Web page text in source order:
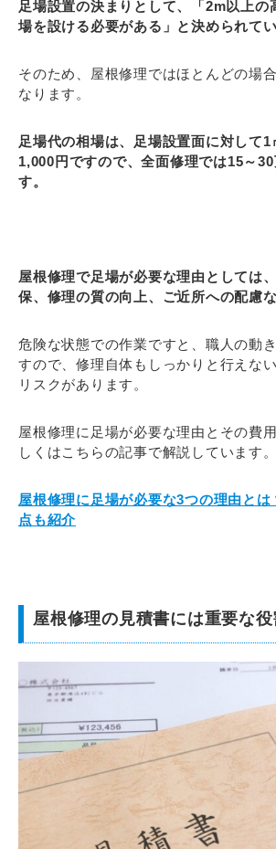
足場設置の決まりとして、「2m以上の
場を設ける必要がある」と決められてい
そのため、屋根修理ではほとんどの場
なります。
足場代の相場は、足場設置面に対して1
1,000円ですので、全面修理では15～
す。
屋根修理で足場が必要な理由としては
保、修理の質の向上、ご近所への配慮
危険な状態での作業ですと、職人の動
すので、修理自体もしっかりと行えな
リスクがあります。
屋根修理に足場が必要な理由とその費
しくはこちらの記事で解説しています。
屋根修理に足場が必要な3つの理由と
点も紹介
屋根修理の見積書には重要な